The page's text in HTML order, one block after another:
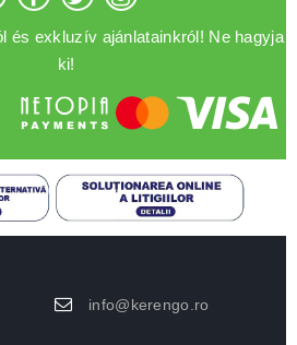
és exkluzív ajánlatainkról! Ne hagyja
ki!
info@kerengo.ro